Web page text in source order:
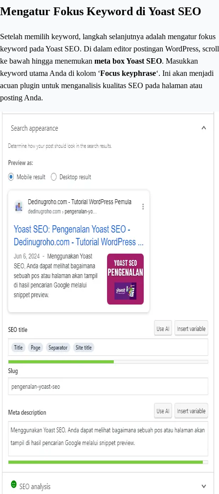
Mengatur Fokus Keyword di Yoast SEO
Setelah memilih keyword, langkah selanjutnya adalah mengatur fokus
keyword pada Yoast SEO. Di dalam editor postingan WordPress, scroll
ke bawah hingga menemukan meta box Yoast SEO. Masukkan
keyword utama Anda di kolom ‘Focus keyphrase‘. Ini akan menjadi
acuan plugin untuk menganalisis kualitas SEO pada halaman atau
posting Anda.